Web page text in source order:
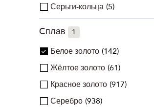
Серьги-кольца 5
Cплав 1
Белое золото 142
Жёлтое золото 61
Красное золото 917
Серебро 938